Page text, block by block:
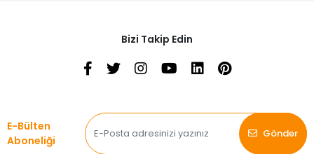
Bizi Takip Edin
E-Bülten
Aboneliği
Gönder